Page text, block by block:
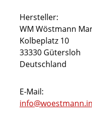
Hersteller:
WM Wöstmann
Kolbeplatz 10
33330 Gütersloh
Deutschland
E-Mail: